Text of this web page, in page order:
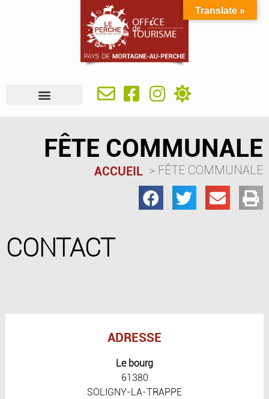
FÊTE COMMUNALE
ACCUEIL FÊTE COMMUNALE
CONTACT
ADRESSE
Le bourg
61380
SOLIGNY-LA-TRAPPE
Translate »